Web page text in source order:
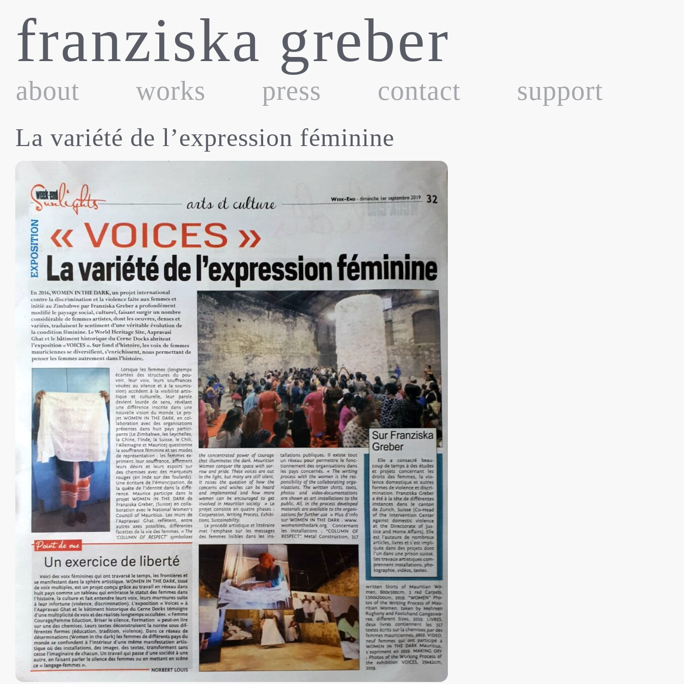
content
franziska greber
about works press contact support
La variété de l’expression féminine